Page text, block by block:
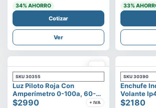
34% AHORRO
Cotizar
Ver
33%
SKU 30355
Luz Piloto Roja Con
Amperímetro 0-100a, 60-
500v
$2990 + IVA
SKU 30390
Enchufe
Volante
3p+t
$2180